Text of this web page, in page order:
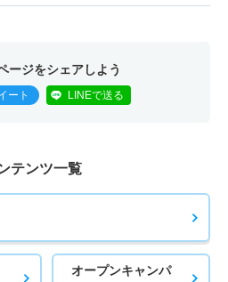
ージをシェアしよう
ート LINEで送る
テンツ一覧
オープンキャンパ